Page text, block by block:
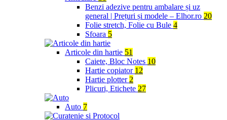
Benzi adezive pentru ambalare și uz
general | Prețuri și modele – Elhor.ro 20
Folie stretch, Folie cu Bule 4
Sfoara 5
Articole din hartie 51
Caiete, Bloc Notes 10
Hartie copiator 12
Hartie plotter 2
Plicuri, Etichete 27
Auto 7